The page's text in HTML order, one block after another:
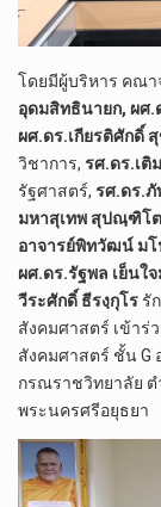
โดยมีผู้บริหาร คณา
อุดมสิทธินายก, ผศ.
ผศ.ดร.เกียรติศักดิ์
วิชาการ, รศ.ดร.เติ
รัฐศาสตร์, รศ.ดร.ภั
มหาสุเทพ สุปณฺฑิโ
อาจารย์พิทวัฒน์ ม
ผศ.ดร.รัฐพล เย็นใจ
วีระศักดิ์ ธีรงฺกุโร รั
สังคมศาสตร์ เข้า
สังคมศาสตร์ ชั้น G
กรณราชวิทยาลัย ต
พระนครศรีอยุธยา